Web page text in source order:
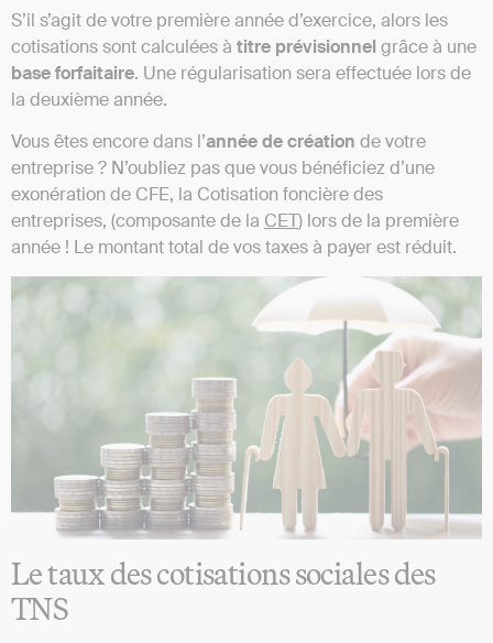
S’il s’agit de votre première année d’exercice, alors les
cotisations sont calculées à titre prévisionnel grâce à une
base forfaitaire. Une régularisation sera effectuée lors de
la deuxième année.
Vous êtes encore dans l’année de création de votre
entreprise ? N’oubliez pas que vous bénéficiez d’une
exonération de CFE, la Cotisation foncière des
entreprises, (composante de la CET) lors de la première
année ! Le montant total de vos taxes à payer est réduit.
Le taux des cotisations sociales des
TNS